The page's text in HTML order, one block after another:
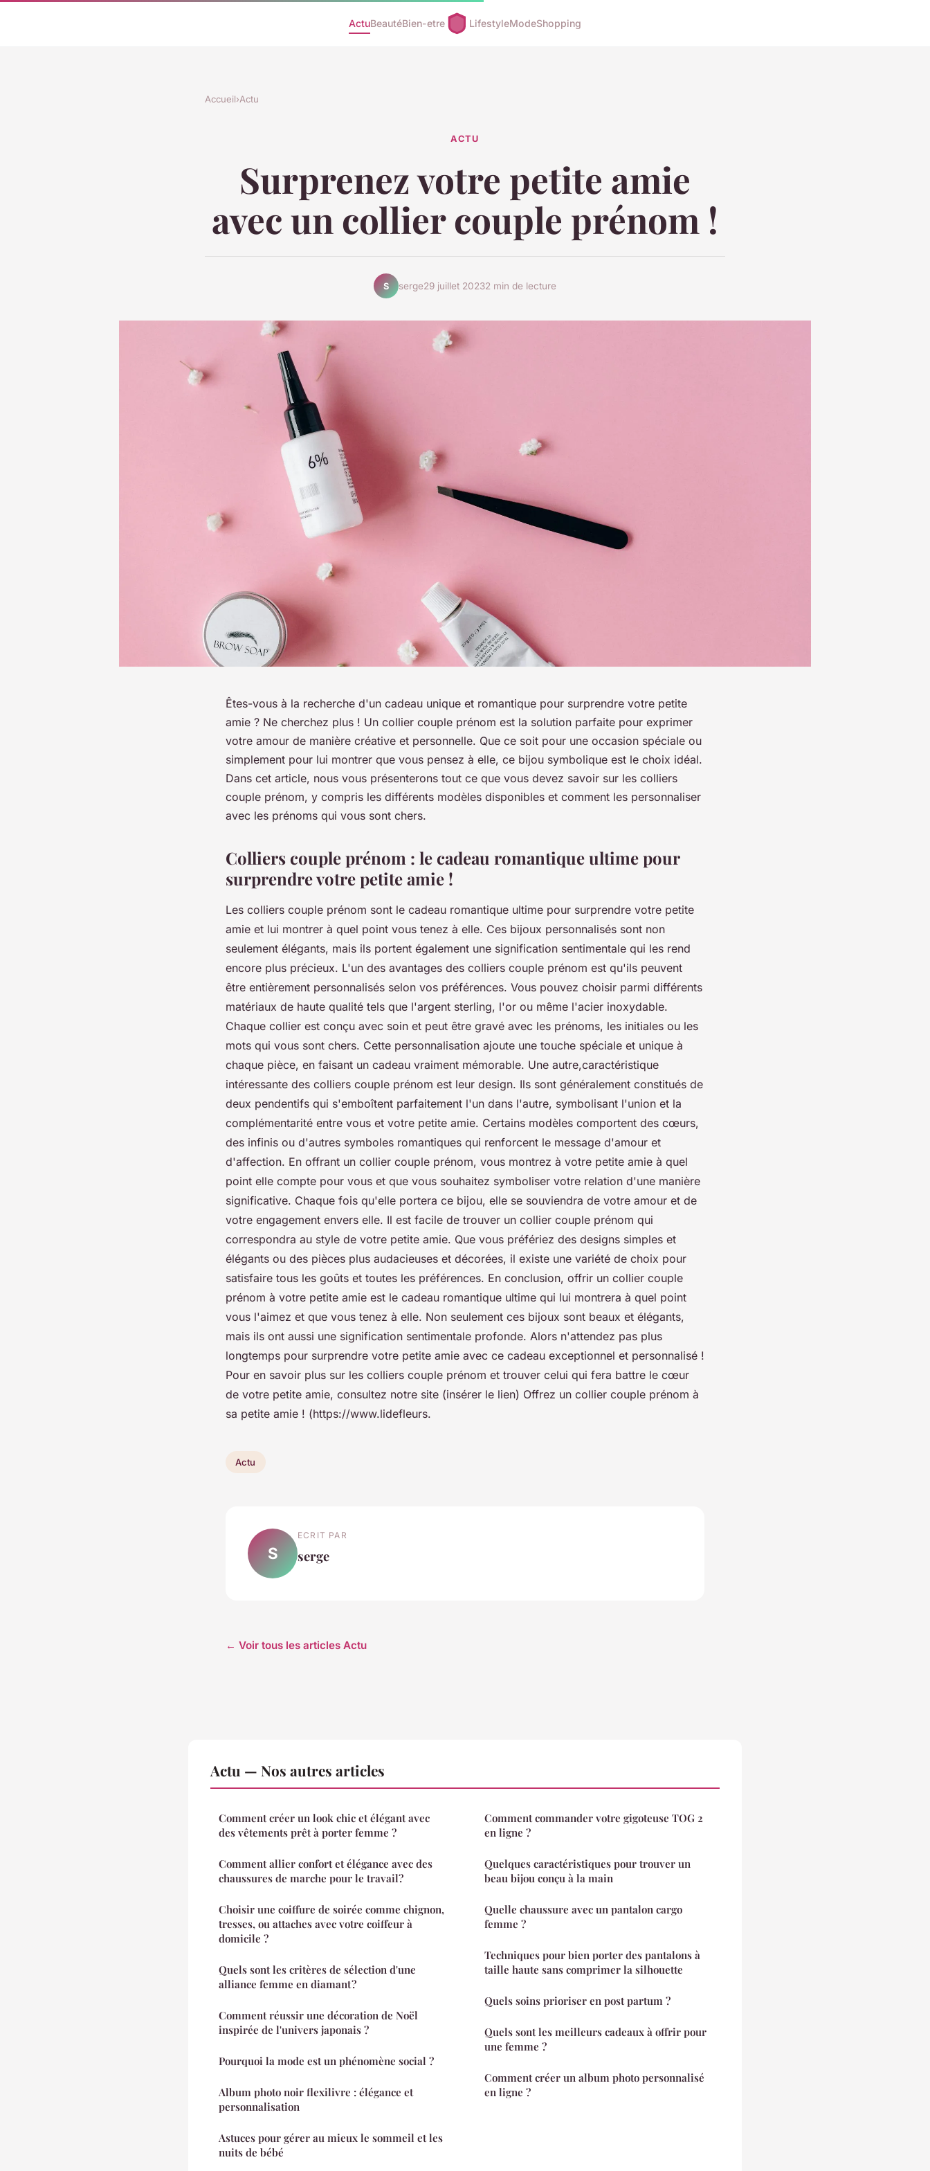
ActuBeautéBien-etre LifestyleModeShopping
Accueil›Actu
ACTU
Surprenez votre petite amie
avec un collier couple prénom !
S serge29 juillet 20232 min de lecture
Êtes-vous à la recherche d'un cadeau unique et romantique pour surprendre votre petite
amie ? Ne cherchez plus ! Un collier couple prénom est la solution parfaite pour exprimer
votre amour de manière créative et personnelle. Que ce soit pour une occasion spéciale ou
simplement pour lui montrer que vous pensez à elle, ce bijou symbolique est le choix idéal.
Dans cet article, nous vous présenterons tout ce que vous devez savoir sur les colliers
couple prénom, y compris les différents modèles disponibles et comment les personnaliser
avec les prénoms qui vous sont chers.
Colliers couple prénom : le cadeau romantique ultime pour
surprendre votre petite amie !
Les colliers couple prénom sont le cadeau romantique ultime pour surprendre votre petite
amie et lui montrer à quel point vous tenez à elle. Ces bijoux personnalisés sont non
seulement élégants, mais ils portent également une signification sentimentale qui les rend
encore plus précieux. L'un des avantages des colliers couple prénom est qu'ils peuvent
être entièrement personnalisés selon vos préférences. Vous pouvez choisir parmi différents
matériaux de haute qualité tels que l'argent sterling, l'or ou même l'acier inoxydable.
Chaque collier est conçu avec soin et peut être gravé avec les prénoms, les initiales ou les
mots qui vous sont chers. Cette personnalisation ajoute une touche spéciale et unique à
chaque pièce, en faisant un cadeau vraiment mémorable. Une autre,caractéristique
intéressante des colliers couple prénom est leur design. Ils sont généralement constitués de
deux pendentifs qui s'emboîtent parfaitement l'un dans l'autre, symbolisant l'union et la
complémentarité entre vous et votre petite amie. Certains modèles comportent des cœurs,
des infinis ou d'autres symboles romantiques qui renforcent le message d'amour et
d'affection. En offrant un collier couple prénom, vous montrez à votre petite amie à quel
point elle compte pour vous et que vous souhaitez symboliser votre relation d'une manière
significative. Chaque fois qu'elle portera ce bijou, elle se souviendra de votre amour et de
votre engagement envers elle. Il est facile de trouver un collier couple prénom qui
correspondra au style de votre petite amie. Que vous préfériez des designs simples et
élégants ou des pièces plus audacieuses et décorées, il existe une variété de choix pour
satisfaire tous les goûts et toutes les préférences. En conclusion, offrir un collier couple
prénom à votre petite amie est le cadeau romantique ultime qui lui montrera à quel point
vous l'aimez et que vous tenez à elle. Non seulement ces bijoux sont beaux et élégants,
mais ils ont aussi une signification sentimentale profonde. Alors n'attendez pas plus
longtemps pour surprendre votre petite amie avec ce cadeau exceptionnel et personnalisé !
Pour en savoir plus sur les colliers couple prénom et trouver celui qui fera battre le cœur
de votre petite amie, consultez notre site (insérer le lien) Offrez un collier couple prénom à
sa petite amie ! (https://www.lidefleurs.
Actu
S
ECRIT PAR
serge
← Voir tous les articles Actu
Actu — Nos autres articles
Comment créer un look chic et élégant avec
des vêtements prêt à porter femme ?
Comment allier confort et élégance avec des
chaussures de marche pour le travail?
Choisir une coiffure de soirée comme chignon,
tresses, ou attaches avec votre coiffeur à
domicile ?
Quels sont les critères de sélection d'une
alliance femme en diamant ?
Comment réussir une décoration de Noël
inspirée de l'univers japonais ?
Pourquoi la mode est un phénomène social ?
Album photo noir flexilivre : élégance et
personnalisation
Astuces pour gérer au mieux le sommeil et les
nuits de bébé
Comment commander votre gigoteuse TOG 2
en ligne ?
Quelques caractéristiques pour trouver un
beau bijou conçu à la main
Quelle chaussure avec un pantalon cargo
femme ?
Techniques pour bien porter des pantalons à
taille haute sans comprimer la silhouette
Quels soins prioriser en post partum ?
Quels sont les meilleurs cadeaux à offrir pour
une femme ?
Comment créer un album photo personnalisé
en ligne ?